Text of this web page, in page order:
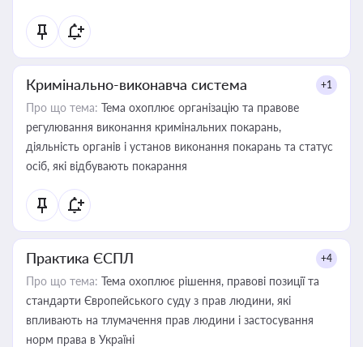
Кримінально-виконавча система +1
Про що тема: Тема охоплює організацію та правове
регулювання виконання кримінальних покарань,
діяльність органів і установ виконання покарань та статус
осіб, які відбувають покарання
Практика ЄСПЛ +4
Про що тема: Тема охоплює рішення, правові позиції та
стандарти Європейського суду з прав людини, які
впливають на тлумачення прав людини і застосування
норм права в Україні